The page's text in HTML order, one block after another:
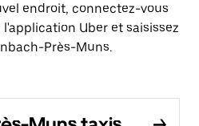
endroit, connectez-vous
Uber et saisissez
Près-Muns.